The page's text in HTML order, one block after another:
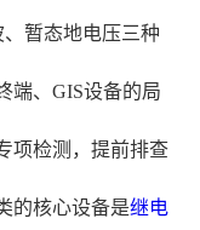
暂态地电压三种
端、GIS设备的局
项检测，提前排查
的核心设备是继电